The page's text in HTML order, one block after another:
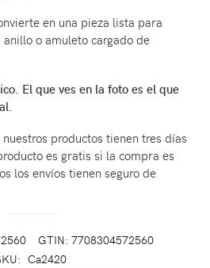
en una pieza lista para
o amuleto cargado de
El que ves en la foto es el que
productos tienen tres días
es gratis si la compra es
los envíos tienen seguro de
GTIN: 7708304572560
Ca2420